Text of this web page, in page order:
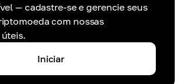
— cadastre-se e gerencie seus
com nossas
Iniciar